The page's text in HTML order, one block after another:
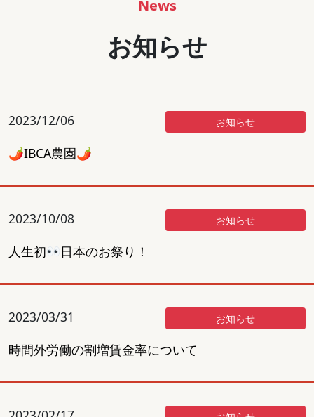
News
お知らせ
2023/12/06 お知らせ
🌶IBCA農園🌶
2023/10/08 お知らせ
人生初 日本のお祭り！
2023/03/31 お知らせ
時間外労働の割増賃金率について